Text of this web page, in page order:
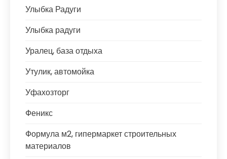
Улыбка Радуги
Улыбка радуги
Уралец, база отдыха
Утулик, автомойка
Уфахозторг
Феникс
Формула м2, гипермаркет строительных
материалов